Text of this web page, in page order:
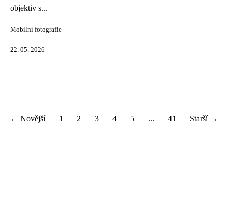
objektiv s...
Mobilní fotografie
22. 05. 2026
← Novější 1 2 3 4 5 ... 41 Starší →